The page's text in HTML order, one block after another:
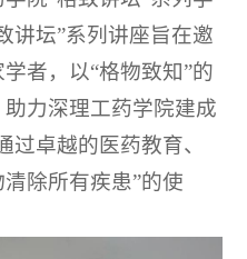
讲坛”系列讲座旨在邀
者，以“格物致知”的
力深理工药学院建成
过卓越的医药教育、
除所有疾患”的使